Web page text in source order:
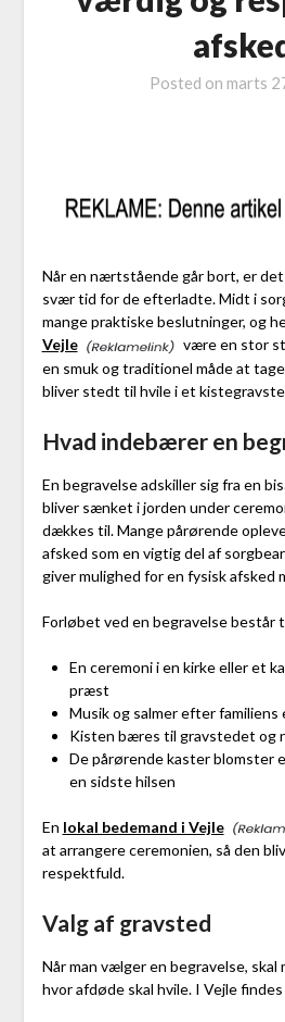
Posted on marts
Når en nærtstående går bort, er
svær tid for de efterladte. Midt i
mange praktiske beslutninger, og
Vejle
være en stor
en smuk og traditionel måde at
bliver stedt til hvile i et
Hvad indebærer en
En begravelse adskiller sig fra en
bliver sænket i jorden under
dækkes til. Mange pårørende
afsked som en vigtig del af
giver mulighed for en fysisk afsked
Forløbet ved en begravelse består
En ceremoni i en kirke eller et
præst
Musik og salmer efter
Kisten bæres til gravstedet og
De pårørende kaster blomster
en sidste hilsen
En lokal bedemand i Vejle
at arrangere ceremonien, så den
respektfuld.
Valg af gravsted
Når man vælger en begravelse, skal
hvor afdøde skal hvile. I Vejle